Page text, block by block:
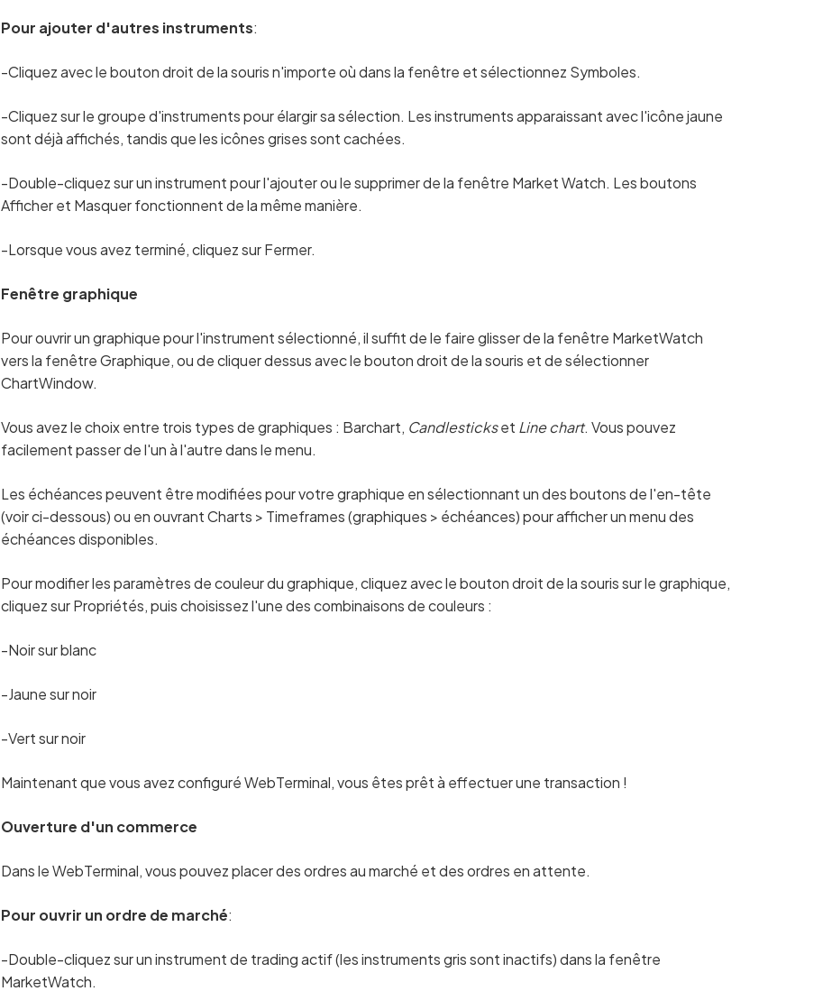
Pour ajouter d'autres instruments:
-Cliquez avec le bouton droit de la souris n'importe où dans la fenêtre et sélectionnez Symboles.
-Cliquez sur le groupe d'instruments pour élargir sa sélection. Les instruments apparaissant avec l'icône jaune
sont déjà affichés, tandis que les icônes grises sont cachées.
-Double-cliquez sur un instrument pour l'ajouter ou le supprimer de la fenêtre Market Watch. Les boutons
Afficher et Masquer fonctionnent de la même manière.
-Lorsque vous avez terminé, cliquez sur Fermer.
Fenêtre graphique
Pour ouvrir un graphique pour l'instrument sélectionné, il suffit de le faire glisser de la fenêtre MarketWatch
vers la fenêtre Graphique, ou de cliquer dessus avec le bouton droit de la souris et de sélectionner
ChartWindow.
Vous avez le choix entre trois types de graphiques : Barchart, Candlestickset Line chart. Vous pouvez
facilement passer de l'un à l'autre dans le menu.
Les échéances peuvent être modifiées pour votre graphique en sélectionnant un des boutons de l'en-tête
(voir ci-dessous) ou en ouvrant Charts > Timeframes (graphiques > échéances) pour afficher un menu des
échéances disponibles.
Pour modifier les paramètres de couleur du graphique, cliquez avec le bouton droit de la souris sur le graphique,
cliquez sur Propriétés, puis choisissez l'une des combinaisons de couleurs :
-Noir sur blanc
-Jaune sur noir
-Vert sur noir
Maintenant que vous avez configuré WebTerminal, vous êtes prêt à effectuer une transaction !
Ouverture d'un commerce
Dans le WebTerminal, vous pouvez placer des ordres au marché et des ordres en attente.
Pour ouvrir un ordre de marché:
-Double-cliquez sur un instrument de trading actif (les instruments gris sont inactifs) dans la fenêtre
MarketWatch.